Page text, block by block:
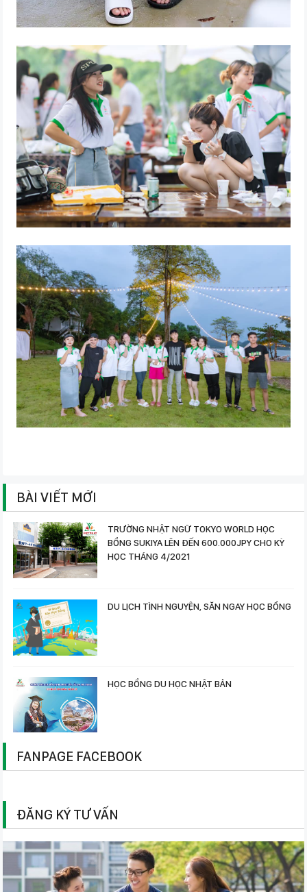
BÀI VIẾT MỚI
TRƯỜNG NHẬT NGỮ TOKYO WORLD HỌC
BỔNG SUKIYA LÊN ĐẾN 600.000JPY CHO KỲ
HỌC THÁNG 4/2021
DU LỊCH TÌNH NGUYỆN, SĂN NGAY HỌC BỔNG
HỌC BỔNG DU HỌC NHẬT BẢN
FANPAGE FACEBOOK
ĐĂNG KÝ TƯ VẤN